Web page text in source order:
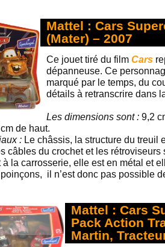
Mattel : Cars
(Mater) – 2007
Ce jouet tiré du film Cars
dépanneuse. Ce
marqué par le temps, du
détails à retranscrire dans
Les dimensions sont : 9,2
de haut.
: Le châssis, la structure du treuil
câbles du crochet et les
à la carrosserie, elle est en métal et
il n’est donc pas possible
Mattel : Cars
Pack Action
Martin,